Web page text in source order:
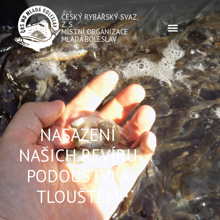
ČESKÝ RYBÁŘSKÝ SVAZ,
Z. S.
MÍSTNÍ ORGANIZACE
MLADÁ BOLESLAV
NASAZENÍ
NAŠICH REVÍRU
PODOUSTVÍ A
TLOUŠTĚM